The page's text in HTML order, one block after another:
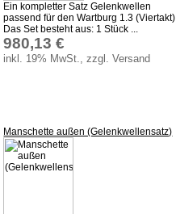
Ein kompletter Satz Gelenkwellen
passend für den Wartburg 1.3 (Viertakt)
Das Set besteht aus: 1 Stück ...
980,13 €
inkl. 19% MwSt., zzgl. Versand
Manschette außen (Gelenkwellensatz)